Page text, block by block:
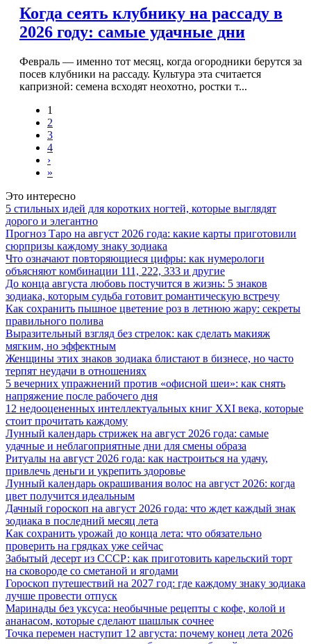
Когда сеять клубнику на рассаду в
2026 году: самые удачные дни
Февраль — именно тот месяц, когда огородники берутся за
посев клубники на рассаду. Культура эта считается
капризной: семена всходят неохотно, ростки т...
1
2
3
4
›
»
Это интересно
5 стильных идей для коротких ногтей, которые выглядят
дорого и элегантно
Прогноз Таро на август 2026 года: какие карты приготовили
сюрпризы каждому знаку зодиака
Что означают повторяющиеся цифры: как нумерологи
объясняют комбинации 111, 222, 333 и другие
До конца августа любовь постучится в жизнь: 5 знаков
зодиака, которым судьба готовит романтическую встречу
Как сохранить пышное цветение роз в летнюю жару: секреты
правильного полива
Выразительный взгляд без стрелок: как сделать макияж
мягким, но эффектным
Женщины этих знаков зодиака блистают в бизнесе, но часто
терпят неудачи в отношениях
5 вечерних упражнений против «офисной шеи»: как снять
напряжение после рабочего дня
12 недооцененных интеллектуальных книг XXI века, которые
стоит прочитать каждому
Лунный календарь стрижек на август 2026 года: самые
удачные и неблагоприятные дни для смены образа
Ритуалы на август 2026 года: как настроиться на удачу,
привлечь деньги и укрепить здоровье
Лунный календарь окрашивания волос на август 2026: когда
цвет получится идеальным
Дачный гороскоп на август 2026 года: что ждет каждый знак
зодиака в последний месяц лета
Как сохранить урожай до конца лета: что обязательно
проверить на грядках уже сейчас
Забытый десерт из СССР: как приготовить карельский торт
на сковороде со сметаной и ягодами
Гороскоп путешествий на 2027 год: где каждому знаку зодиака
лучше провести отпуск
Маринады без уксуса: необычные рецепты с кофе, колой и
ананасом, которые сделают шашлык сочнее
Точка перемен наступит 12 августа: почему конец лета 2026